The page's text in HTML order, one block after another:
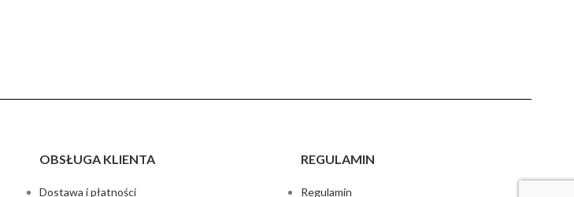
OBSŁUGA KLIENTA
Dostawa i płatności
REGULAMIN
Regulamin